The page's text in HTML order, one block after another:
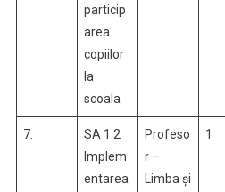
particip
area
copiilor
la
scoala
7.
SA 1.2
Implem
entarea
Profeso
r –
Limba și
1